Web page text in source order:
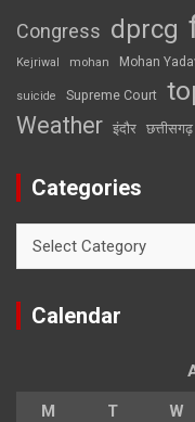
Congress dprcg
Kejriwal mohan Mohan
suicide Supreme Court
Weather इंदौर छत्तीसगढ़
Categories
Calendar
M T W